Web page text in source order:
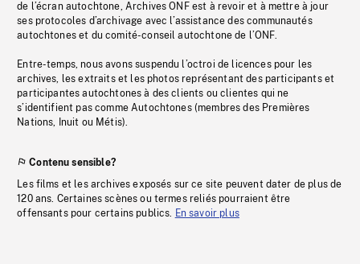
de l’écran autochtone, Archives ONF est à revoir et à mettre à jour
ses protocoles d’archivage avec l’assistance des communautés
autochtones et du comité-conseil autochtone de l’ONF.
Entre-temps, nous avons suspendu l’octroi de licences pour les
archives, les extraits et les photos représentant des participants et
participantes autochtones à des clients ou clientes qui ne
s’identifient pas comme Autochtones (membres des Premières
Nations, Inuit ou Métis).
Contenu sensible?
Les films et les archives exposés sur ce site peuvent dater de plus de
120 ans. Certaines scènes ou termes reliés pourraient être
offensants pour certains publics. En savoir plus